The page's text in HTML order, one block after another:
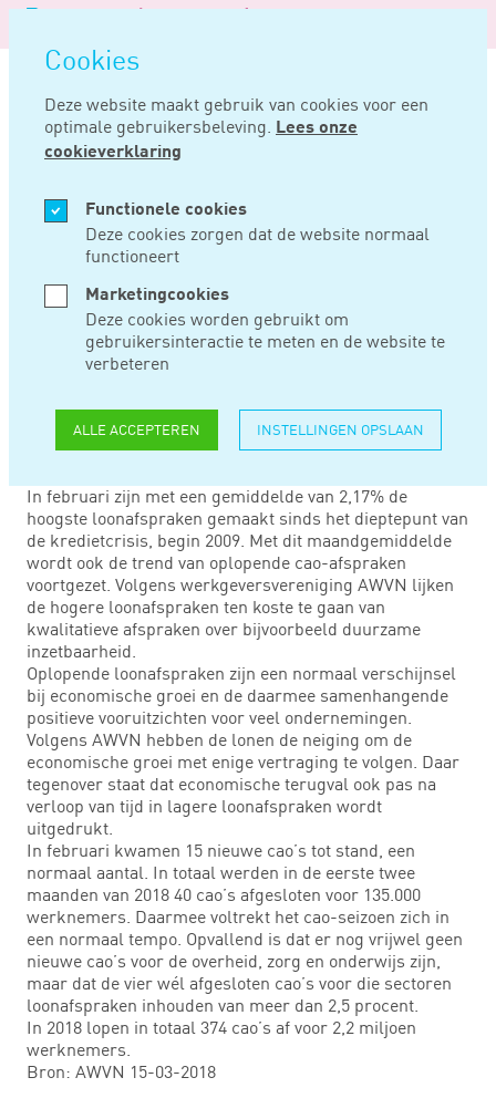
overslaan
Cookies
Deze website maakt gebruik van cookies voor een
optimale gebruikersbeleving. Lees onze
cookieverklaring
Functionele cookies
Deze cookies zorgen dat de website normaal
functioneert
Marketingcookies
Deze cookies worden gebruikt om
gebruikersinteractie te meten en de website te
verbeteren
ALLE ACCEPTEREN INSTELLINGEN OPSLAAN
Logo
Noord
Negentig
Home Nieuws In februari hoogste loonstijging sinds crisis
MRT 16, 2018
IN FEBRUARI
HOOGSTE
LOONSTIJGING
SINDS CRISIS
In februari zijn met een gemiddelde van 2,17% de
hoogste loonafspraken gemaakt sinds het dieptepunt van
de kredietcrisis, begin 2009. Met dit maandgemiddelde
wordt ook de trend van oplopende cao-afspraken
voortgezet. Volgens werkgeversvereniging AWVN lijken
de hogere loonafspraken ten koste te gaan van
kwalitatieve afspraken over bijvoorbeeld duurzame
inzetbaarheid.
Oplopende loonafspraken zijn een normaal verschijnsel
bij economische groei en de daarmee samenhangende
positieve vooruitzichten voor veel ondernemingen.
Volgens AWVN hebben de lonen de neiging om de
economische groei met enige vertraging te volgen. Daar
tegenover staat dat economische terugval ook pas na
verloop van tijd in lagere loonafspraken wordt
uitgedrukt.
In februari kwamen 15 nieuwe cao’s tot stand, een
normaal aantal. In totaal werden in de eerste twee
maanden van 2018 40 cao’s afgesloten voor 135.000
werknemers. Daarmee voltrekt het cao-seizoen zich in
een normaal tempo. Opvallend is dat er nog vrijwel geen
nieuwe cao’s voor de overheid, zorg en onderwijs zijn,
maar dat de vier wél afgesloten cao’s voor die sectoren
loonafspraken inhouden van meer dan 2,5 procent.
In 2018 lopen in totaal 374 cao’s af voor 2,2 miljoen
werknemers.
Bron: AWVN 15-03-2018